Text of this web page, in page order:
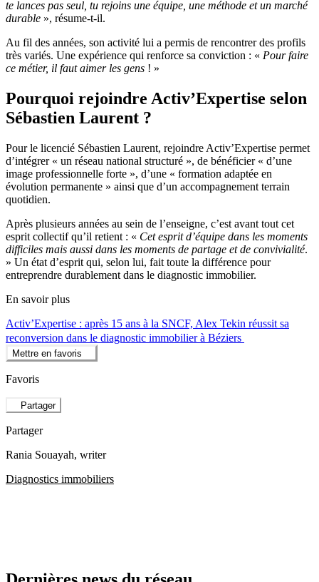
te lances pas seul, tu rejoins une équipe, une méthode et un marché
durable », résume-t-il.
Au fil des années, son activité lui a permis de rencontrer des profils
très variés. Une expérience qui renforce sa conviction : « Pour faire
ce métier, il faut aimer les gens ! »
Pourquoi rejoindre Activ’Expertise selon
Sébastien Laurent ?
Pour le licencié Sébastien Laurent, rejoindre Activ’Expertise permet
d’intégrer « un réseau national structuré », de bénéficier « d’une
image professionnelle forte », d’une « formation adaptée en
évolution permanente » ainsi que d’un accompagnement terrain
quotidien.
Après plusieurs années au sein de l’enseigne, c’est avant tout cet
esprit collectif qu’il retient : « Cet esprit d’équipe dans les moments
difficiles mais aussi dans les moments de partage et de convivialité.
» Un état d’esprit qui, selon lui, fait toute la différence pour
entreprendre durablement dans le diagnostic immobilier.
En savoir plus
Activ’Expertise : après 15 ans à la SNCF, Alex Tekin réussit sa
reconversion dans le diagnostic immobilier à Béziers
Mettre en favoris
Favoris
Partager
Partager
Rania Souayah, writer
Diagnostics immobiliers